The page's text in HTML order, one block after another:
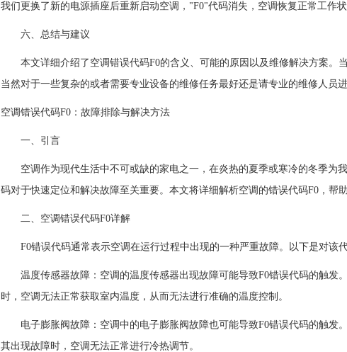
我们更换了新的电源插座后重新启动空调，"F0"代码消失，空调恢复正常工作状
六、总结与建议
本文详细介绍了空调错误代码F0的含义、可能的原因以及维修解决方案。
当然对于一些复杂的或者需要专业设备的维修任务最好还是请专业的维修人员
空调错误代码F0：故障排除与解决方法
一、引言
空调作为现代生活中不可或缺的家电之一，在炎热的夏季或寒冷的冬季为
码对于快速定位和解决故障至关重要。本文将详细解析空调的错误代码F0，帮
二、空调错误代码F0详解
F0错误代码通常表示空调在运行过程中出现的一种严重故障。以下是对该代
温度传感器故障：空调的温度传感器出现故障可能导致F0错误代码的触发
时，空调无法正常获取室内温度，从而无法进行准确的温度控制。
电子膨胀阀故障：空调中的电子膨胀阀故障也可能导致F0错误代码的触发
其出现故障时，空调无法正常进行冷热调节。